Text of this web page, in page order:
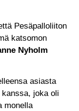
Pesäpalloliiton
katsomon
Nyholm
asiasta
kanssa, joka oli
monella